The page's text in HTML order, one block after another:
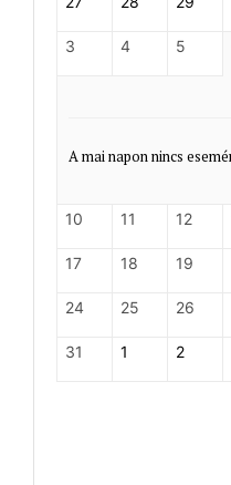
3 4 5
A mai napon nincs
10 11 12
17 18 19
24 25 26
31 1 2